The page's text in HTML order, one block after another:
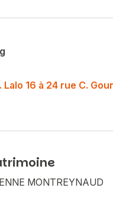
Lalo 16 à 24 rue C.
MONTREYNAUD